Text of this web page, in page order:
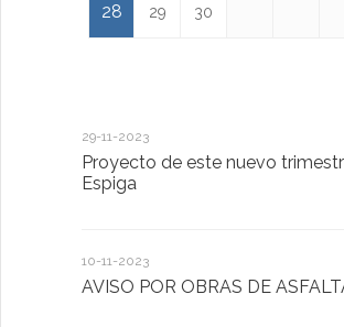
28 29 30
29-11-2023
Proyecto de este nuevo
Espiga
10-11-2023
AVISO POR OBRAS DE